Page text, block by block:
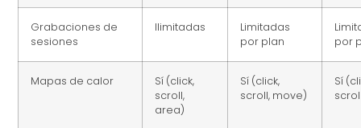
Grabaciones de
sesiones
Ilimitadas
Limitadas
por plan
por
Mapas de calor
Sí (click,
scroll,
area)
Sí (click,
scroll, move)
Sí